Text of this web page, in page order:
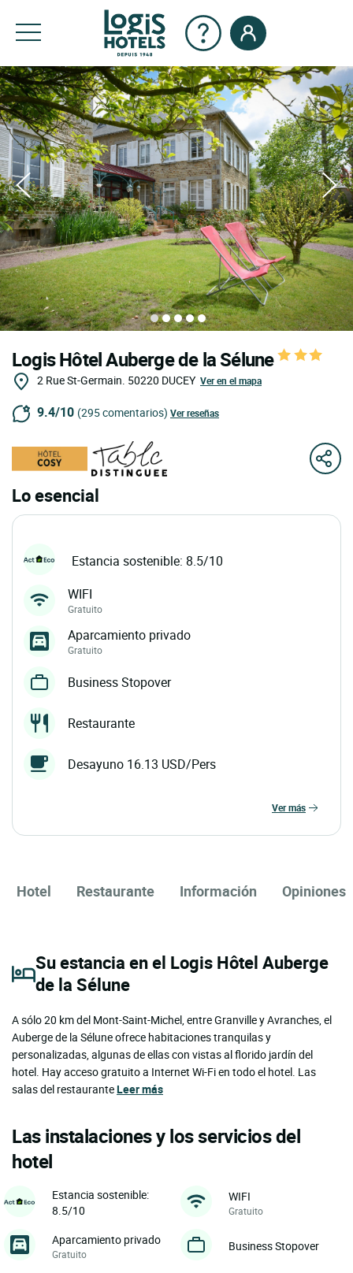
Logis Hôtel Auberge de la Sélune
2 Rue St-Germain. 50220 DUCEY Ver en el mapa
9.4/10 (295 comentarios) Ver reseñas
Lo esencial
Estancia sostenible: 8.5/10
WIFI
Gratuito
Aparcamiento privado
Gratuito
Business Stopover
Restaurante
Desayuno 16.13 USD/Pers
ver más
Hotel Restaurante Información Opiniones
Su estancia en el Logis Hôtel Auberge
de la Sélune
A sólo 20 km del Mont-Saint-Michel, entre Granville y Avranches, el
Auberge de la Sélune ofrece habitaciones tranquilas y
personalizadas, algunas de ellas con vistas al florido jardín del
hotel. Hay acceso gratuito a Internet Wi-Fi en todo el hotel. Las
salas del restauranteLeer más
Las instalaciones y los servicios del
hotel
Estancia sostenible:
8.5/10
WIFI
Gratuito
Aparcamiento privado
Gratuito
Business Stopover